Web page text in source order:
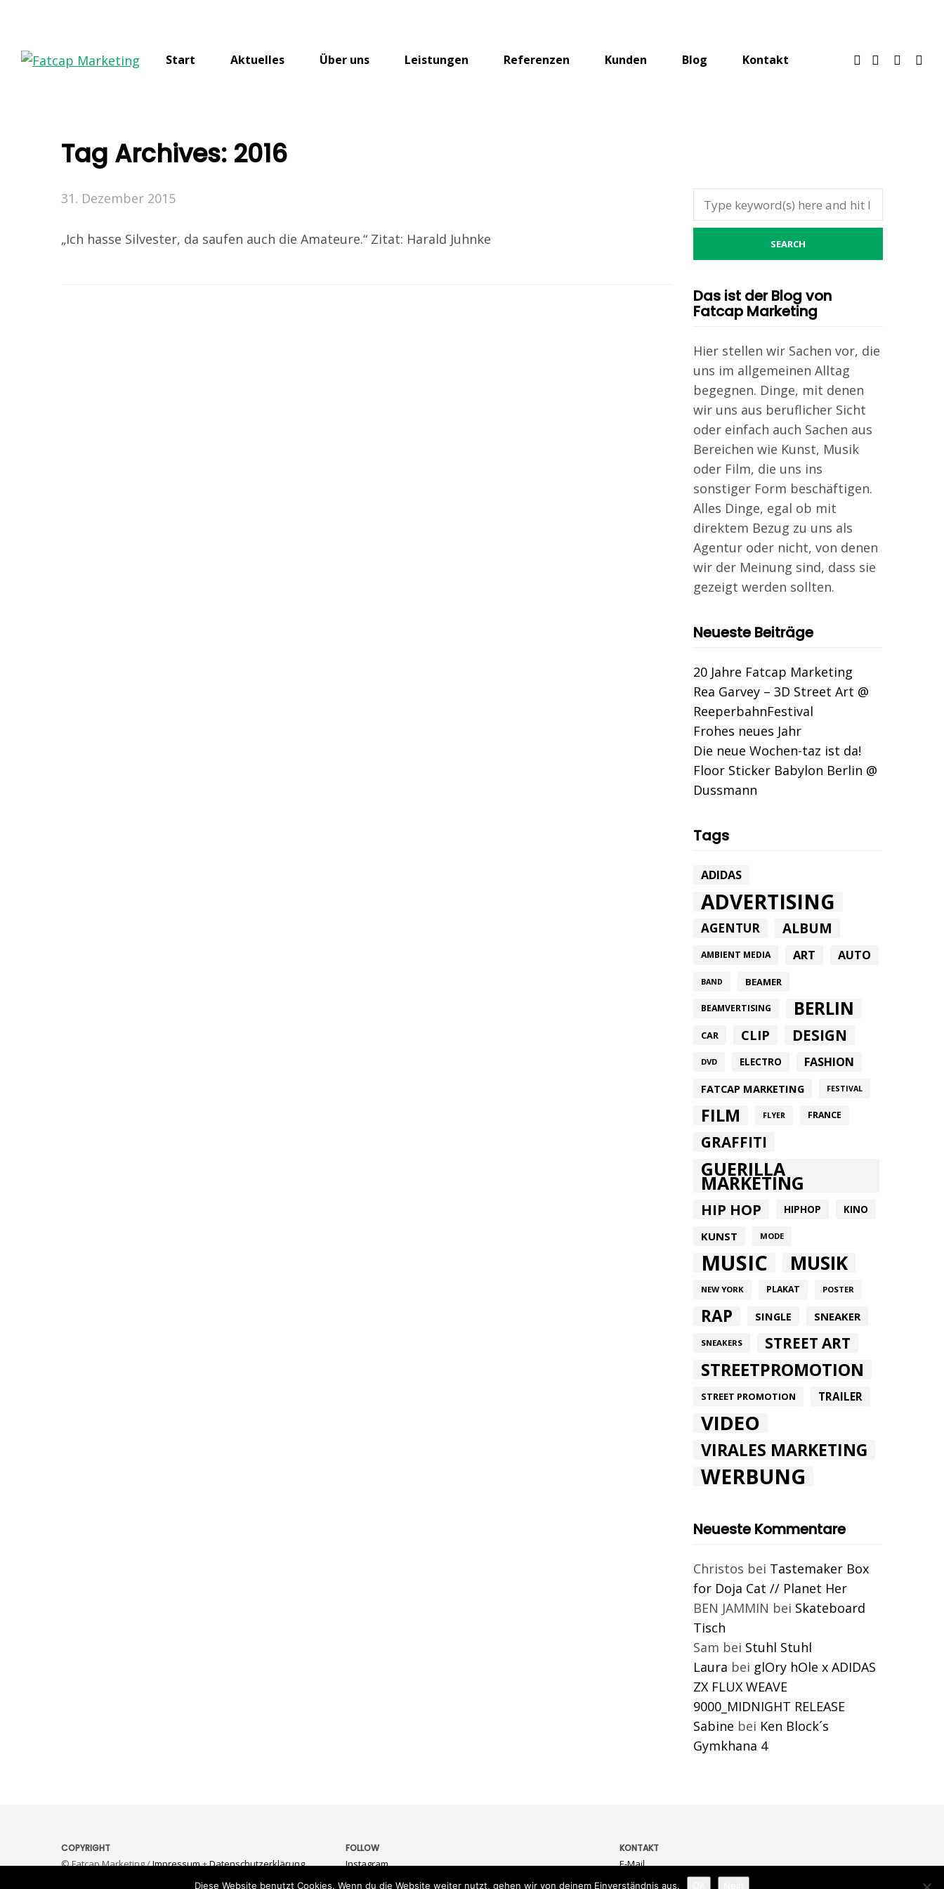
Start Aktuelles Über uns Leistungen Referenzen Kunden Blog Kontakt
Tag Archives: 2016
31. Dezember 2015
„Ich hasse Silvester, da saufen auch die Amateure.“ Zitat: Harald Juhnke
Das ist der Blog von
Fatcap Marketing
Hier stellen wir Sachen vor, die
uns im allgemeinen Alltag
begegnen. Dinge, mit denen
wir uns aus beruflicher Sicht
oder einfach auch Sachen aus
Bereichen wie Kunst, Musik
oder Film, die uns ins
sonstiger Form beschäftigen.
Alles Dinge, egal ob mit
direktem Bezug zu uns als
Agentur oder nicht, von denen
wir der Meinung sind, dass sie
gezeigt werden sollten.
Neueste Beiträge
20 Jahre Fatcap Marketing
Rea Garvey – 3D Street Art @
ReeperbahnFestival
Frohes neues Jahr
Die neue Wochen-taz ist da!
Floor Sticker Babylon Berlin @
Dussmann
Tags
ADIDAS
ADVERTISING
AGENTUR ALBUM
AMBIENT MEDIA ART AUTO
BAND BEAMER
BEAMVERTISING BERLIN
CAR CLIP DESIGN
DVD ELECTRO FASHION
FATCAP MARKETING FESTIVAL
FILM FLYER FRANCE
GRAFFITI
GUERILLA
MARKETING
HIP HOP HIPHOP KINO
KUNST MODE
MUSIC MUSIK
NEW YORK PLAKAT POSTER
RAP SINGLE SNEAKER
SNEAKERS STREET ART
STREETPROMOTION
STREET PROMOTION TRAILER
VIDEO
VIRALES MARKETING
WERBUNG
Neueste Kommentare
Christos bei Tastemaker Box
for Doja Cat // Planet Her
BEN JAMMIN bei Skateboard
Tisch
Sam bei Stuhl Stuhl
Laura bei glOry hOle x ADIDAS
ZX FLUX WEAVE
9000_MIDNIGHT RELEASE
Sabine bei Ken Block´s
Gymkhana 4
COPYRIGHT
© Fatcap Marketing /Impressum+Datenschutzerklärung
FOLLOW
Instagram
KONTAKT
E-Mail
Diese Website benutzt Cookies. Wenn du die Website weiter nutzt, gehen wir von deinem Einverständnis aus.